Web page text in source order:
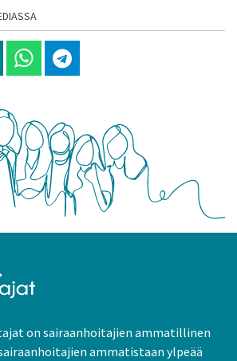
Linkedinissä
Jaa Whatsappissa
Jaa Telegramissa
on sairaanhoitajien ammatillinen
ammatistaan ylpeää